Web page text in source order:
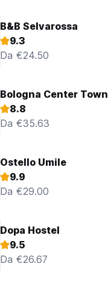
B&B Selvarossa
9.3
Da €24.50
Bologna Center Town
8.8
Da €35.63
Ostello Umile
9.9
Da €29.00
Dopa Hostel
9.5
Da €26.67